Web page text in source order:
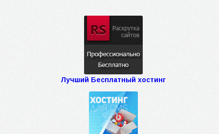
Лучший Бесплатный хостинг